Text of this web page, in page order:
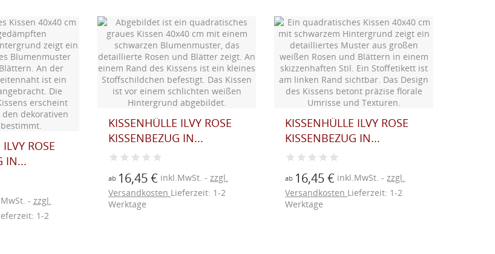
ROSE
IN...
zzgl.
1-2
KISSENHÜLLE ILVY ROSE
KISSENBEZUG IN...
ab 16,45 € inkl.MwSt.
zzgl.
Versandkosten Lieferzeit: 1-2
Werktage
KISSENHÜLLE ILVY ROSE
KISSENBEZUG IN...
ab 16,45 € inkl.MwSt. zzgl.
Versandkosten Lieferzeit: 1-2
Werktage